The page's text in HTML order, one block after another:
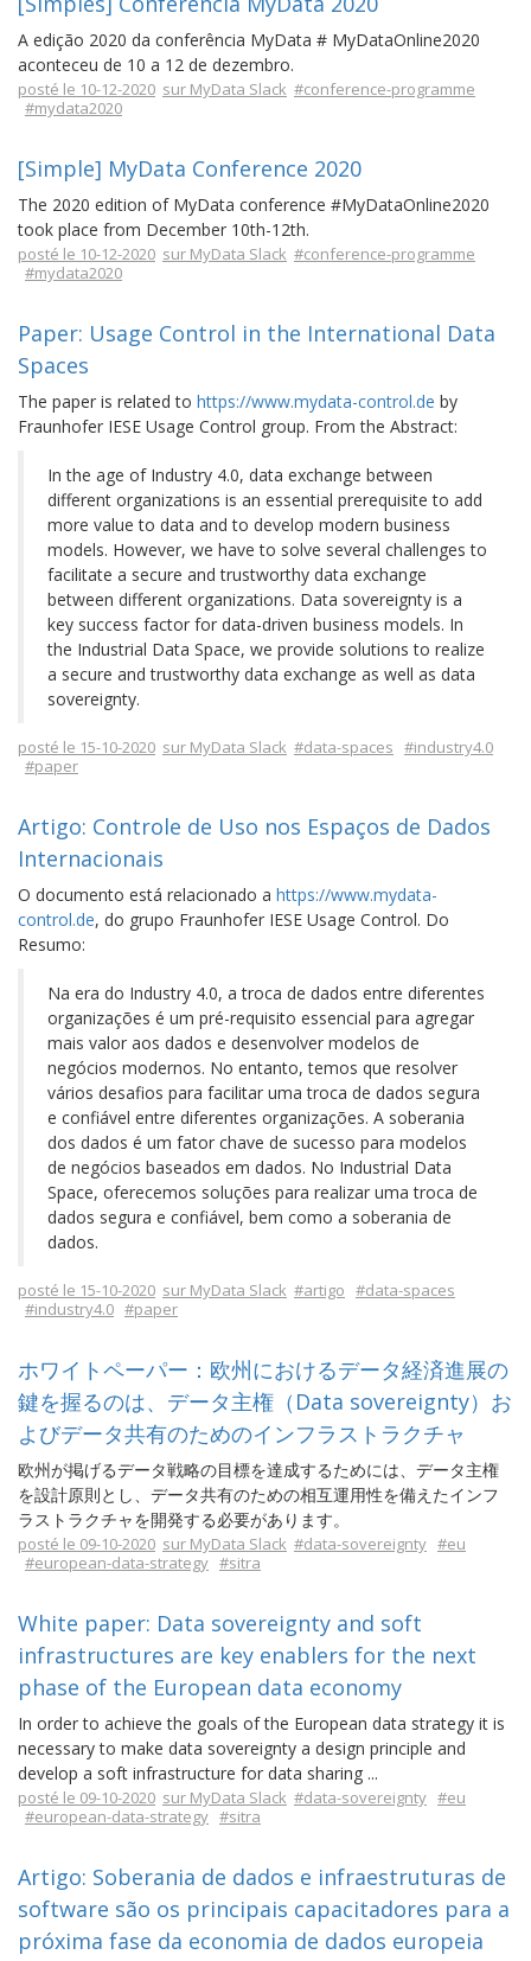
A edição 2020 da conferência MyData # MyDataOnline2020
aconteceu de 10 a 12 de dezembro.
posté le 10-12-2020 sur MyData Slack #conference-programme
#mydata2020
[Simple] MyData Conference 2020
The 2020 edition of MyData conference #MyDataOnline2020
took place from December 10th-12th.
posté le 10-12-2020 sur MyData Slack #conference-programme
#mydata2020
Paper: Usage Control in the International Data
Spaces
The paper is related to https://www.mydata-control.de by
Fraunhofer IESE Usage Control group. From the Abstract:
In the age of Industry 4.0, data exchange between
different organizations is an essential prerequisite to add
more value to data and to develop modern business
models. However, we have to solve several challenges to
facilitate a secure and trustworthy data exchange
between different organizations. Data sovereignty is a
key success factor for data-driven business models. In
the Industrial Data Space, we provide solutions to realize
a secure and trustworthy data exchange as well as data
sovereignty.
posté le 15-10-2020 sur MyData Slack #data-spaces #industry4.0
#paper
Artigo: Controle de Uso nos Espaços de Dados
Internacionais
O documento está relacionado a https://www.mydata-
control.de, do grupo Fraunhofer IESE Usage Control. Do
Resumo:
Na era do Industry 4.0, a troca de dados entre diferentes
organizações é um pré-requisito essencial para agregar
mais valor aos dados e desenvolver modelos de
negócios modernos. No entanto, temos que resolver
vários desafios para facilitar uma troca de dados segura
e confiável entre diferentes organizações. A soberania
dos dados é um fator chave de sucesso para modelos
de negócios baseados em dados. No Industrial Data
Space, oferecemos soluções para realizar uma troca de
dados segura e confiável, bem como a soberania de
dados.
posté le 15-10-2020 sur MyData Slack #artigo #data-spaces
#industry4.0 #paper
ホワイトペーパー：欧州におけるデータ経済進展の
鍵を握るのは、データ主権（Data sovereignty）お
よびデータ共有のためのインフラストラクチャ
欧州が掲げるデータ戦略の目標を達成するためには、データ主権
を設計原則とし、データ共有のための相互運用性を備えたインフ
ラストラクチャを開発する必要があります。
posté le 09-10-2020 sur MyData Slack #data-sovereignty #eu
#european-data-strategy #sitra
White paper: Data sovereignty and soft
infrastructures are key enablers for the next
phase of the European data economy
In order to achieve the goals of the European data strategy it is
necessary to make data sovereignty a design principle and
develop a soft infrastructure for data sharing ...
posté le 09-10-2020 sur MyData Slack #data-sovereignty #eu
#european-data-strategy #sitra
Artigo: Soberania de dados e infraestruturas de
software são os principais capacitadores para a
próxima fase da economia de dados europeia